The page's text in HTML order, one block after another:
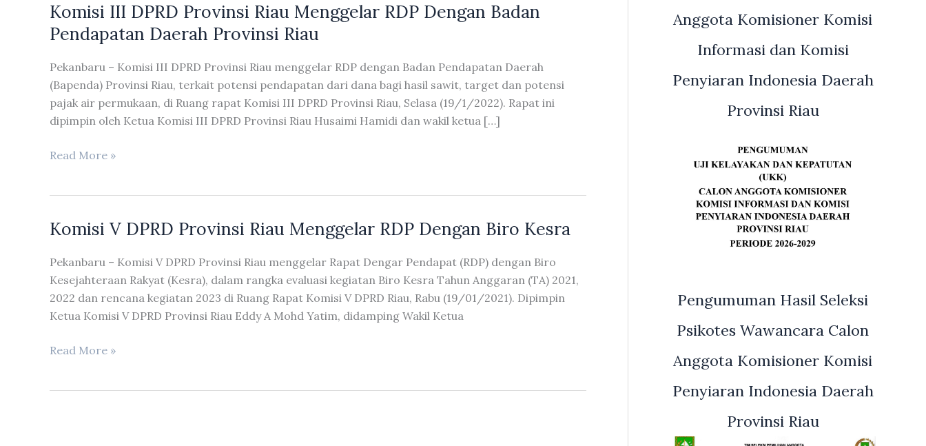
Komisi III DPRD Provinsi Riau Menggelar RDP Dengan Badan
Pendapatan Daerah Provinsi Riau
Pekanbaru – Komisi III DPRD Provinsi Riau menggelar RDP dengan Badan Pendapatan Daerah
(Bapenda) Provinsi Riau, terkait potensi pendapatan dari dana bagi hasil sawit, target dan potensi
pajak air permukaan, di Ruang rapat Komisi III DPRD Provinsi Riau, Selasa (19/1/2022). Rapat ini
dipimpin oleh Ketua Komisi III DPRD Provinsi Riau Husaimi Hamidi dan wakil ketua […]
Komisi
Riau
RDP
Dengan
Badan
Pendapatan
Provinsi
Read More »
Komisi V DPRD Provinsi Riau Menggelar RDP Dengan Biro Kesra
Pekanbaru – Komisi V DPRD Provinsi Riau menggelar Rapat Dengar Pendapat (RDP) dengan Biro
Kesejahteraan Rakyat (Kesra), dalam rangka evaluasi kegiatan Biro Kesra Tahun Anggaran (TA) 2021,
2022 dan rencana kegiatan 2023 di Ruang Rapat Komisi V DPRD Riau, Rabu (19/01/2021). Dipimpin
Ketua Komisi V DPRD Provinsi Riau Eddy A Mohd Yatim, didamping Wakil Ketua
Komisi
Read More »
Anggota Komisioner Komisi
Informasi dan Komisi
Penyiaran Indonesia Daerah
Provinsi Riau
Pengumuman Hasil Seleksi
Psikotes Wawancara Calon
Anggota Komisioner Komisi
Penyiaran Indonesia Daerah
Provinsi Riau